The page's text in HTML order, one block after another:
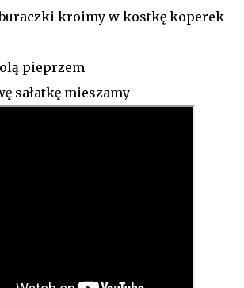
kroimy w kostkę koperek
pieprzem
sałatkę mieszamy